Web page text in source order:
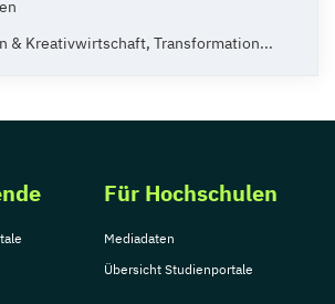
& Kreativwirtschaft, Transformation...
Für Hochschulen
Mediadaten
Übersicht Studienportale